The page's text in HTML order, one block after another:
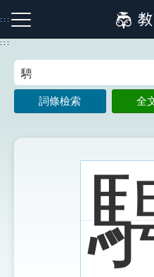
到
主
:::
注音索引圖示 筆畫索
:::
詞條檢索 全